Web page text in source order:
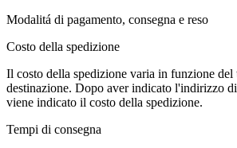
Modalitá di pagamento, consegna e reso
Costo della spedizione
Il costo della spedizione varia in funzione del
destinazione. Dopo aver indicato l'indirizzo
viene indicato il costo della spedizione.
Tempi di consegna